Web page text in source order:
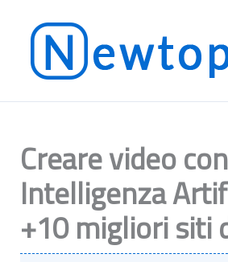
contenuto
Creare video con
Intelligenza
+10 migliori siti